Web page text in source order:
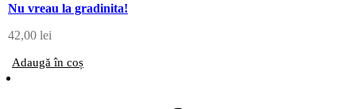
Nu vreau la gradinita!
42,00 lei
Adaugă în coș